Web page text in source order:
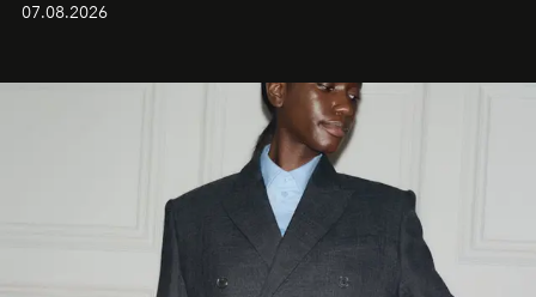
07.08.2026